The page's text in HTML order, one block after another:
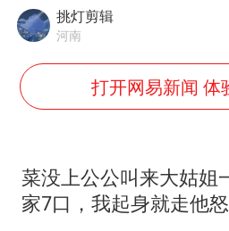
夯实基础
挑灯剪辑
河南
打开网易新闻 体
菜没上公公叫来大姑姐
家7口，我起身就走他怒